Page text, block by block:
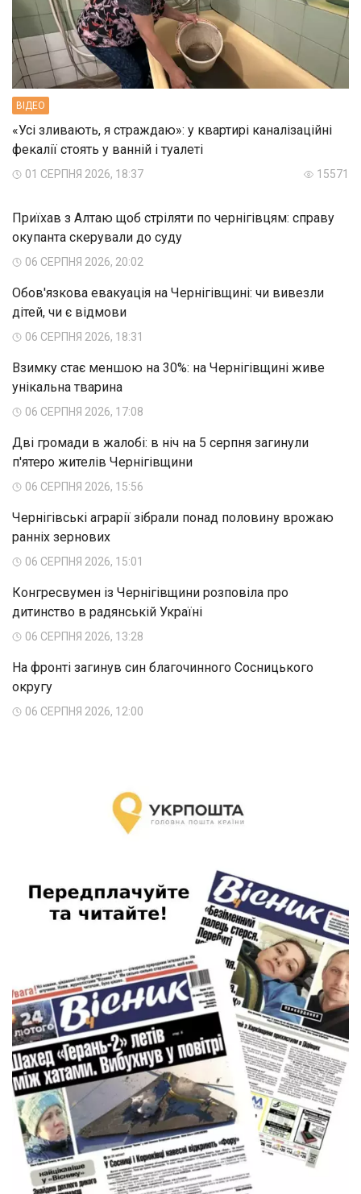
ВIДЕО
«Усі зливають, я страждаю»: у квартирі каналізаційні
фекалії стоять у ванній і туалеті
01 СЕРПНЯ 2026, 18:37 15571
Приїхав з Алтаю щоб стріляти по чернігівцям: справу
окупанта скерували до суду
06 СЕРПНЯ 2026, 20:02
Обов'язкова евакуація на Чернігівщині: чи вивезли
дітей, чи є відмови
06 СЕРПНЯ 2026, 18:31
Взимку стає меншою на 30%: на Чернігівщині живе
унікальна тварина
06 СЕРПНЯ 2026, 17:08
Дві громади в жалобі: в ніч на 5 серпня загинули
п'ятеро жителів Чернігівщини
06 СЕРПНЯ 2026, 15:56
Чернігівські аграрії зібрали понад половину врожаю
ранніх зернових
06 СЕРПНЯ 2026, 15:01
Конгресвумен із Чернігівщини розповіла про
дитинство в радянській Україні
06 СЕРПНЯ 2026, 13:28
На фронті загинув син благочинного Сосницького
округу
06 СЕРПНЯ 2026, 12:00